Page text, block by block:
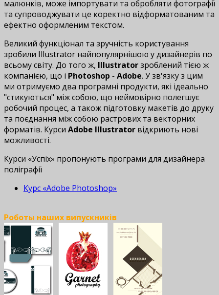
малюнків, може імпортувати та обробляти фотографії
та супроводжувати це коректно відформатованим та
ефектно оформленим текстом.
Великий функціонал та зручність користування
зробили Illustrator найпопулярнішою у дизайнерів по
всьому світу. До того ж, Illustratorзроблений тією ж
компанією, що і Photoshop - Adobe. У зв'язку з цим
ми отримуємо два програмні продукти, які ідеально
"стикуються" між собою, що неймовірно полегшує
робочий процес, а також підготовку макетів до друку
та поєднання між собою растрових та векторних
форматів. Курси Adobe Illustrator відкриють нові
можливості.
Курси «Успіх» пропонують програми для дизайнера
поліграфії
Курс «Adobe Photoshop»
Роботы наших випускників